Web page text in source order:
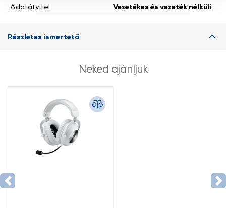
használatával Ön elfogadja a cookie-k használatát.
Adatátvitel
Vezetékes és vezeték nélküli
Részletes ismertető
Neked ajánljuk